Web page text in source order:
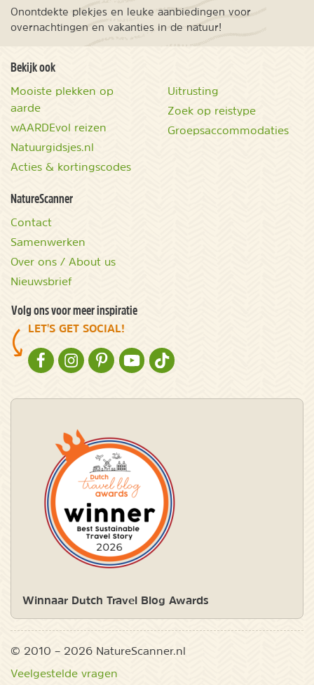
Onontdekte plekjes en leuke aanbiedingen voor
overnachtingen en vakanties in de natuur!
Bekijk ook
Mooiste plekken op
aarde
wAARDEvol reizen
Natuurgidsjes.nl
Acties & kortingscodes
Uitrusting
Zoek op reistype
Groepsaccommodaties
NatureScanner
Contact
Samenwerken
Over ons / About us
Nieuwsbrief
Volg ons voor meer inspiratie
LET'S GET SOCIAL!
NATURESCANNER OP FACEBOOK
NATURESCANNER OP INSTAGRAM
NATURESCANNER OP PINTEREST
NATURESCANNER OP YOUTUBE
NATURESCANNER OP TIKTOK
Winnaar Dutch Travel Blog Awards
© 2010 – 2026 NatureScanner.nl
Veelgestelde vragen